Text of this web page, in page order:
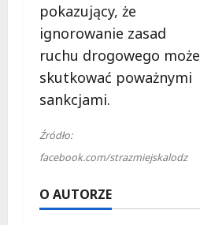
pokazujący, że
ignorowanie zasad
ruchu drogowego może
skutkować poważnymi
sankcjami.
Źródło:
facebook.com/strazmiejskalodz
O AUTORZE